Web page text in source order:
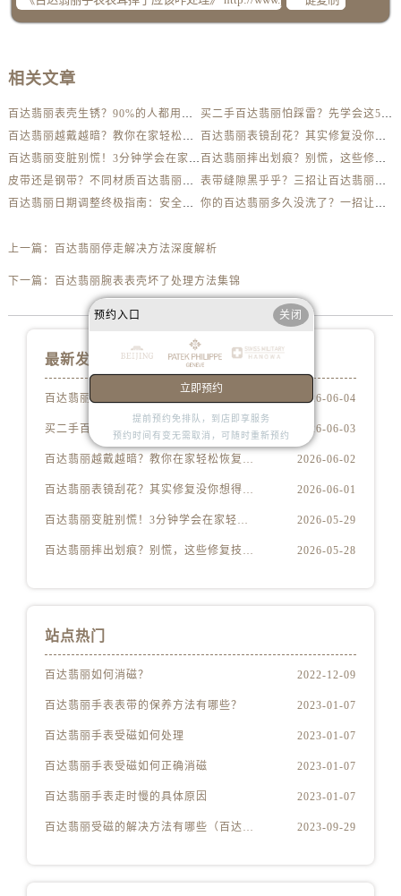
相关文章
百达翡丽表壳生锈？90%的人都用错了清洁方法
买二手百达翡丽怕踩雷？先学会这5个防伪要点
百达翡丽越戴越暗？教你在家轻松恢复出厂光泽
百达翡丽表镜刮花？其实修复没你想得那么贵
百达翡丽变脏别慌！3分钟学会在家轻松清洗
百达翡丽摔出划痕？别慌，这些修复技巧太实用了
皮带还是钢带？不同材质百达翡丽清洁全解析
表带缝隙黑乎乎？三招让百达翡丽钢带亮如新
百达翡丽日期调整终极指南：安全、快速、不出错！
你的百达翡丽多久没洗了？一招让它亮如新
上一篇： 百达翡丽停走解决方法深度解析
下一篇： 百达翡丽腕表表壳坏了处理方法集锦
最新发布
2026-06-04
买二手百达翡丽怕踩雷？先学会这5个防伪要点 2026-06-03
百达翡丽越戴越暗？教你在家轻松恢复出厂光泽 2026-06-02
百达翡丽表镜刮花？其实修复没你想得那么贵 2026-06-01
百达翡丽变脏别慌！3分钟学会在家轻松清洗 2026-05-29
百达翡丽摔出划痕？别慌，这些修复技巧太实用了 2026-05-28
站点热门
百达翡丽如何消磁？ 2022-12-09
百达翡丽手表表带的保养方法有哪些？ 2023-01-07
百达翡丽手表受磁如何处理 2023-01-07
百达翡丽手表受磁如何正确消磁 2023-01-07
百达翡丽手表走时慢的具体原因 2023-01-07
百达翡丽受磁的解决方法有哪些（百达翡丽受磁解决方法是什么） 2023-09-29
预约入口 关闭
立即预约
提前预约免排队，到店即享服务
预约时间有变无需取消，可随时重新预约